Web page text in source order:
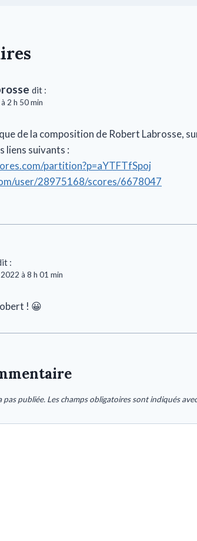
dit :
2 h 50 min
de la composition de Robert Labrosse,
liens suivants :
partition?p=aYTFTfSpoj
user/28975168/scores/6678047
:
à 8 h 01 min
! 😀
pas publiée. Les champs obligatoires sont indiqués